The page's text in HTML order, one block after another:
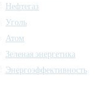
Нефтегаз
Уголь
Атом
Зеленая энергетика
Энергоэффективность